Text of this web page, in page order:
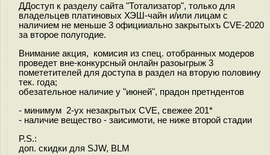
ДДоступ к разделу сайта "Тотализатор", только для
владельцев платиновых ХЭШ-чайн и/или лицам с
наличием не меньше 3 официиально закрытыхъ CVE-2020
за второе полугодие.
Внимание акция, комисия из спец. отобранных модеров
проведет вне-конкурсный онлайн разоыгрыж 3
помететителей для доступа в раздел на вторую половину
тек. года;
обезательное наличие у "июней", прадон претндентов
- минимyм 2-ух незакрытых CVE, свежее 201*
- наличие вещество - заисимоти, не ниже второй стадии
P.S.:
доп. cкидки для SJW, BLM